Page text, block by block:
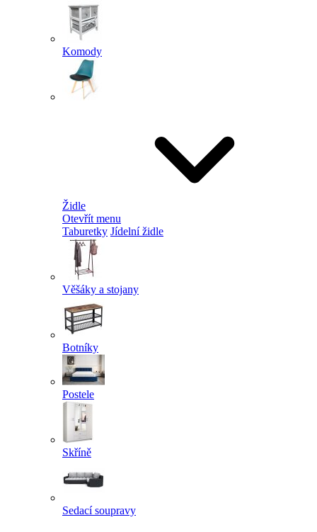
Komody
Židle
Otevřít menu
Taburetky Jídelní židle
Věšáky a stojany
Botníky
Postele
Skříně
Sedací soupravy